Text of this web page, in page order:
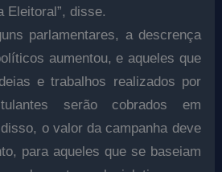
Eleitoral”, disse.
parlamentares, a descrença
aumentou, e aqueles que
e trabalhos realizados por
serão cobrados em
o valor da campanha deve
para aqueles que se baseiam